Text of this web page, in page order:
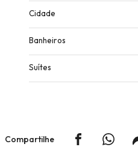
Cidade
Banheiros
Suítes
Compartilhe